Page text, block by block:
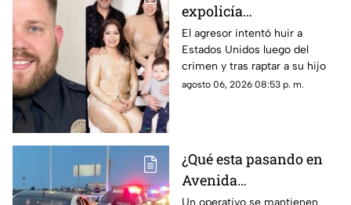
expolicía
estadounidense atacó a
la familia de su
expareja mexicana
luego de que le
familiar
El agresor intentó huir a
Estados Unidos luego del
crimen y tras raptar a su hijo
agosto 06, 2026 08:53 p. m.
¿Qué esta pasando en
Avenida
Aguascalientes?